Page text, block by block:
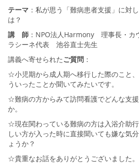
テーマ ：私が思う「難病患者支援」に対
は？
講 師 ：NPO法人Harmony 理事長・カ
ラシーネ代表 池谷直士先生
講義へ寄せられたご質問 ：
☆小児期から成人期へ移行した際のこと
ういったことか聞いてみたいです。
☆難病の方からみて訪問看護でどんな支
か。
☆現在関わっている難病の方は入浴介助
しい方が入った時に直接聞いても嫌な気
ょうか？
☆貴重なお話をありがとうございました。